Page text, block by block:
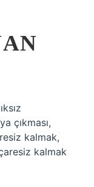
çıkması,
kalmak,
kalmak